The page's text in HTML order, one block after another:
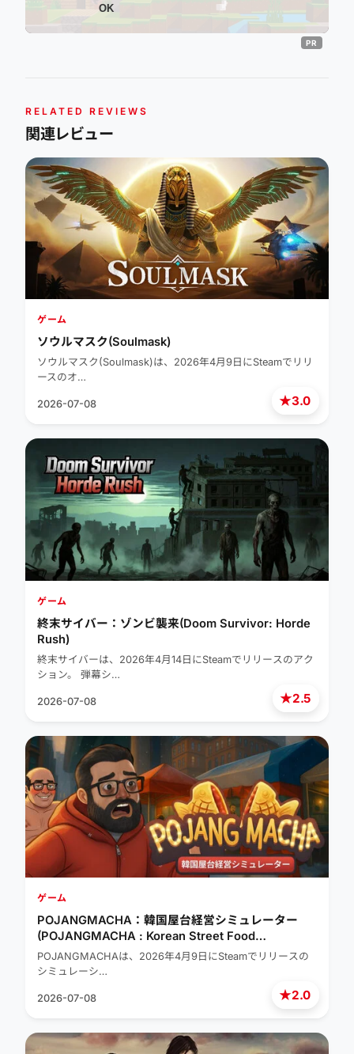
OK
RELATED REVIEWS
関連レビュー
★3.0
ゲーム
ソウルマスク(Soulmask)
ソウルマスク(Soulmask)は、2026年4月9日にSteamでリリ
ースのオ…
2026-07-08
★2.5
ゲーム
終末サイバー：ゾンビ襲来(Doom Survivor: Horde
Rush)
終末サイバーは、2026年4月14日にSteamでリリースのアク
ション。 弾幕シ…
2026-07-08
★2.0
ゲーム
POJANGMACHA：韓国屋台経営シミュレーター
(POJANGMACHA : Korean Street Food
Management Simulator)
POJANGMACHAは、2026年4月9日にSteamでリリースの
シミュレーシ…
2026-07-08